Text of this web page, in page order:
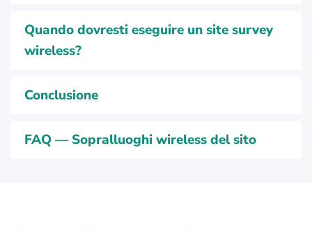
Quando dovresti eseguire un site survey
wireless?
Conclusione
FAQ — Sopralluoghi wireless del sito